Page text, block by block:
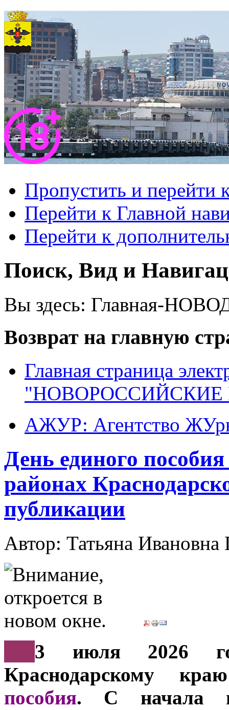
Пропустить и перейти
Перейти к Главной
Перейти к
Поиск, Вид и
Вы здесь: Главная-
Возврат на главную
Главная страница
"НОВОРОССИЙСКИЕ
АЖУР: Агентство
День единого
районах
публикации
Автор: Татьяна
3 июля 2026
Краснодарскому
пособия. С начала